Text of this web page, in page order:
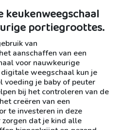
keukenweegschaal
portiegroottes.
van
aanschaffen van een
voor nauwkeurige
weegschaal kun je
voeding je baby of peuter
bij het controleren van de
creëren van een
te investeren in deze
zorgen dat je kind alle